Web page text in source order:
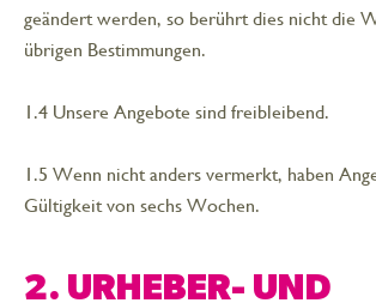
geändert werden, so berührt dies nicht die
übrigen Bestimmungen.
1.4 Unsere Angebote sind freibleibend.
1.5 Wenn nicht anders vermerkt, haben
Gültigkeit von sechs Wochen.
2. URHEBER- UND